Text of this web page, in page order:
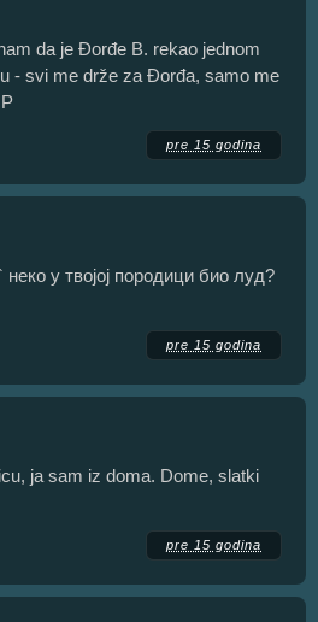
da je Đorđe B. rekao jednom
- svi me drže za Đorđa, samo me
pre 15 godina
у твојој породици био луд?
pre 15 godina
ja sam iz doma. Dome, slatki
pre 15 godina